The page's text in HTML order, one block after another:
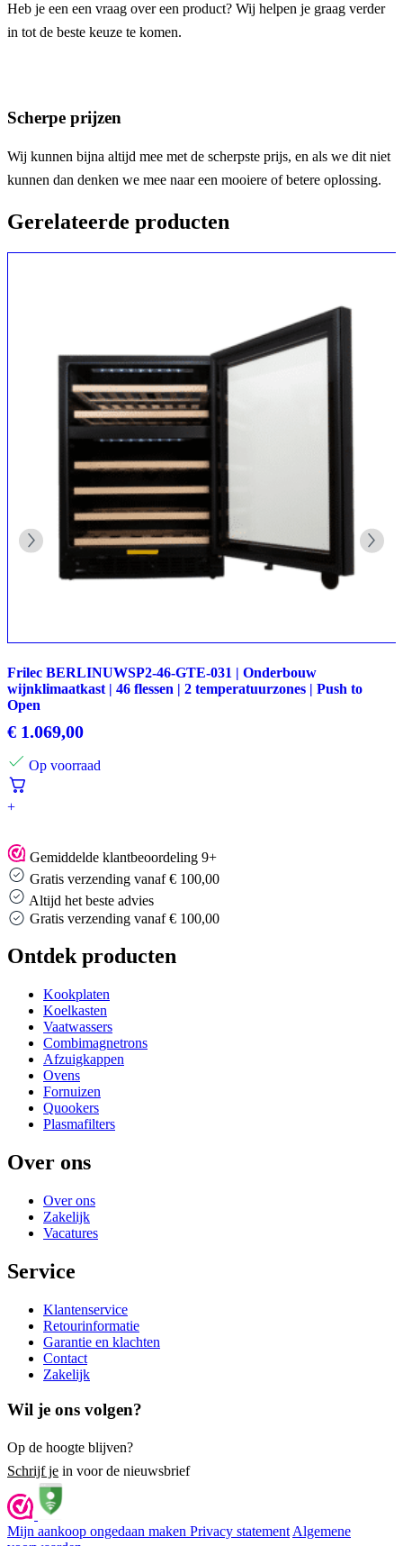
Heb je een een vraag over een product? Wij helpen je graag verder
in tot de beste keuze te komen.
Scherpe prijzen
Wij kunnen bijna altijd mee met de scherpste prijs, en als we dit niet
kunnen dan denken we mee naar een mooiere of betere oplossing.
Gerelateerde producten
Frilec BERLINUWSP2-46-GTE-031 | Onderbouw
wijnklimaatkast | 46 flessen | 2 temperatuurzones | Push to
Open
€ 1.069,00
Op voorraad
+
Gemiddelde klantbeoordeling 9+
Gratis verzending vanaf € 100,00
Altijd het beste advies
Altijd het beste advies
Ontdek producten
Kookplaten
Koelkasten
Vaatwassers
Combimagnetrons
Afzuigkappen
Ovens
Fornuizen
Quookers
Plasmafilters
Over ons
Over ons
Zakelijk
Vacatures
Service
Klantenservice
Retourinformatie
Garantie en klachten
Contact
Zakelijk
Wil je ons volgen?
Op de hoogte blijven?
Schrijf je in voor de nieuwsbrief
Mijn aankoop ongedaan maken Privacy statementAlgemene